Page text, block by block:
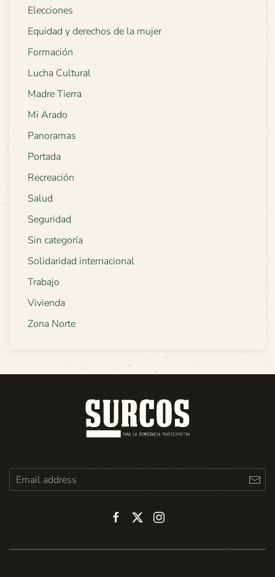
Elecciones
Equidad y derechos de la mujer
Formación
Lucha Cultural
Madre Tierra
Mi Arado
Panoramas
Portada
Recreación
Salud
Seguridad
Sin categoría
Solidaridad internacional
Trabajo
Vivienda
Zona Norte